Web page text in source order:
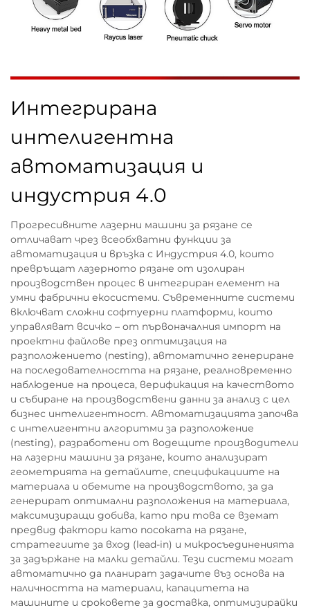
Интегрирана
интелигентна
автоматизация и
индустрия 4.0
Прогресивните лазерни машини за рязане се
отличават чрез всеобхватни функции за
автоматизация и връзка с Индустрия 4.0, които
превръщат лазерното рязане от изолиран
производствен процес в интегриран елемент на
умни фабрични екосистеми. Съвременните системи
включват сложни софтуерни платформи, които
управляват всичко – от първоначалния импорт на
проектни файлове през оптимизация на
разположението (nesting), автоматично генериране
на последователността на рязане, реалновременно
наблюдение на процеса, верификация на качеството
и събиране на производствени данни за анализ с цел
бизнес интелигентност. Автоматизацията започва
с интелигентни алгоритми за разположение
(nesting), разработени от водещите производители
на лазерни машини за рязане, които анализират
геометрията на детайлите, спецификациите на
материала и обемите на производството, за да
генерират оптимални разположения на материала,
максимизиращи добива, като при това се вземат
предвид фактори като посоката на рязане,
стратегиите за вход (lead-in) и микросъединенията
за задържане на малки детайли. Тези системи могат
автоматично да планират задачите въз основа на
наличността на материали, капацитета на
машините и сроковете за доставка, оптимизирайки